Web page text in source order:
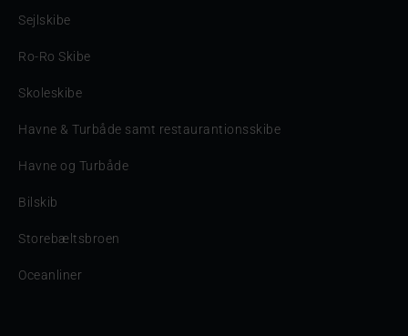
Sejlskibe
Ro-Ro Skibe
Skoleskibe
Havne & Turbåde samt restaurantionsskibe
Havne og Turbåde
Bilskib
Storebæltsbroen
Oceanliner